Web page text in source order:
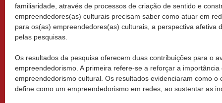
familiaridade, através de processos de criação de sentido e
empreendedores(as) culturais precisam saber como atuar em
para os(as) empreendedores(as) culturais, a perspectiva afetiva
pelas pesquisas.
Os resultados da pesquisa oferecem duas contribuições para o
empreendedorismo. A primeira refere-se a reforçar a
empreendedorismo cultural. Os resultados evidenciaram como o
define como um empreendedorismo em redes, ao sustentar as